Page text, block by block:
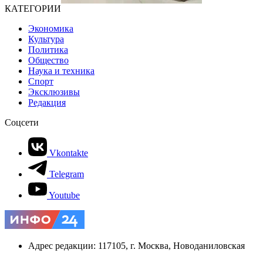
КАТЕГОРИИ
Экономика
Культура
Политика
Общество
Наука и техника
Спорт
Эксклюзивы
Редакция
Соцсети
Vkontakte
Telegram
Youtube
Адрес редакции: 117105, г. Москва, Новоданиловская